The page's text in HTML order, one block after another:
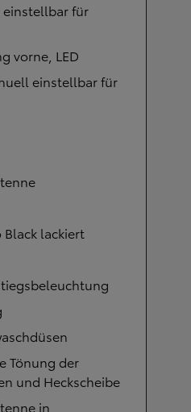
einstellbar für
vorne, LED
einstellbar für
lackiert
Tönung der
und Heckscheibe
in